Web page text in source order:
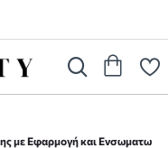
με Εφαρμογή και Ενσωματω